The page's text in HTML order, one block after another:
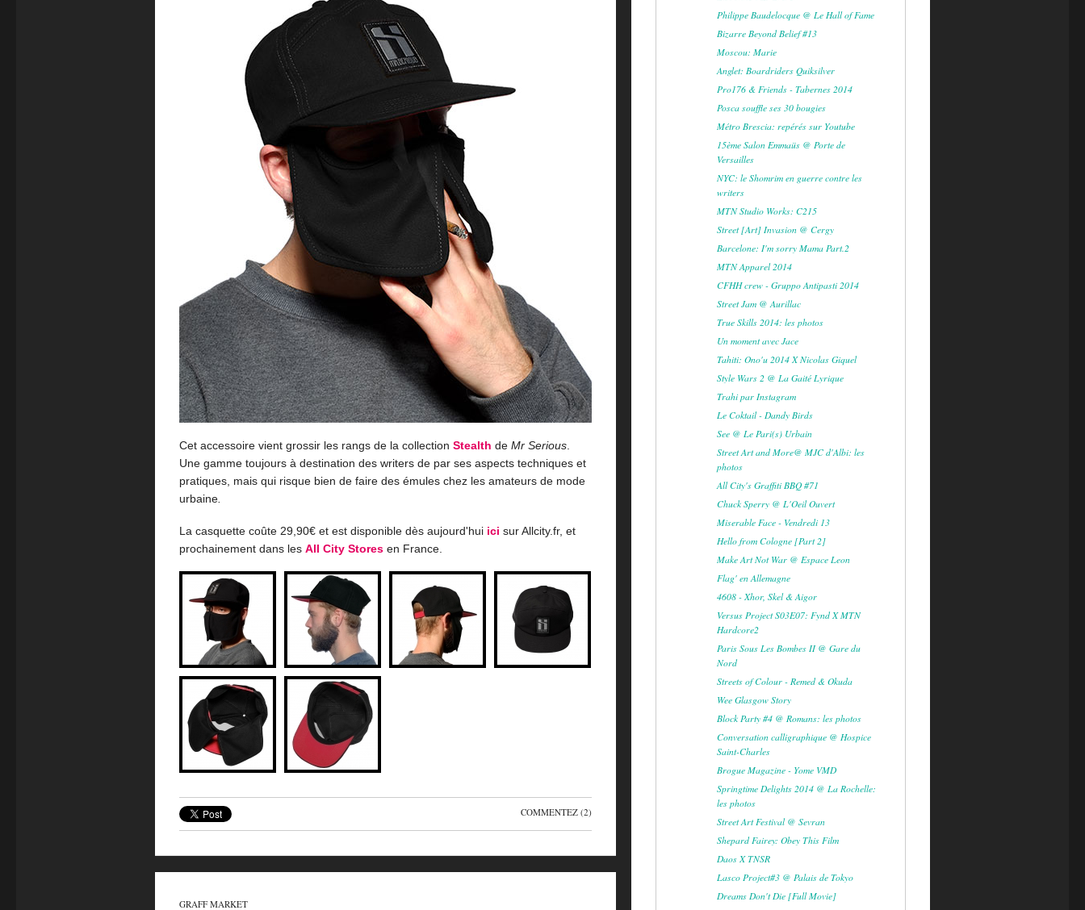
Cet accessoire vient grossir les rangs de la collection Stealth de Mr Serious.
Une gamme toujours à destination des writers de par ses aspects techniques et
pratiques, mais qui risque bien de faire des émules chez les amateurs de mode
urbaine.
La casquette coûte 29,90€ et est disponible dès aujourd'hui ici sur Allcity.fr, et
prochainement dans les All City Stores en France.
COMMENTEZ (2)
GRAFF MARKET
Philippe Baudelocque @ Le Hall of Fame
Bizarre Beyond Belief #13
Moscou: Marie
Anglet: Boardriders Quiksilver
Pro176 & Friends - Tabernes 2014
Posca souffle ses 30 bougies
Métro Brescia: repérés sur Youtube
15ème Salon Emmaüs @ Porte de
Versailles
NYC: le Shomrim en guerre contre les
writers
MTN Studio Works: C215
Street [Art] Invasion @ Cergy
Barcelone: I'm sorry Mama Part.2
MTN Apparel 2014
CFHH crew - Gruppo Antipasti 2014
Street Jam @ Aurillac
True Skills 2014: les photos
Un moment avec Jace
Tahiti: Ono'u 2014 X Nicolas Giquel
Style Wars 2 @ La Gaité Lyrique
Trahi par Instagram
Le Coktail - Dandy Birds
See @ Le Pari(s) Urbain
Street Art and More@ MJC d'Albi: les
photos
All City's Graffiti BBQ #71
Chuck Sperry @ L'Oeil Ouvert
Miserable Face - Vendredi 13
Hello from Cologne [Part 2]
Make Art Not War @ Espace Leon
Flag' en Allemagne
4608 - Xhor, Skel & Aigor
Versus Project S03E07: Fynd X MTN
Hardcore2
Paris Sous Les Bombes II @ Gare du
Nord
Streets of Colour - Remed & Okuda
Wee Glasgow Story
Block Party #4 @ Romans: les photos
Conversation calligraphique @ Hospice
Saint-Charles
Brogue Magazine - Yome VMD
Springtime Delights 2014 @ La Rochelle:
les photos
Street Art Festival @ Sevran
Shepard Fairey: Obey This Film
Daos X TNSR
Lasco Project#3 @ Palais de Tokyo
Dreams Don't Die [Full Movie]